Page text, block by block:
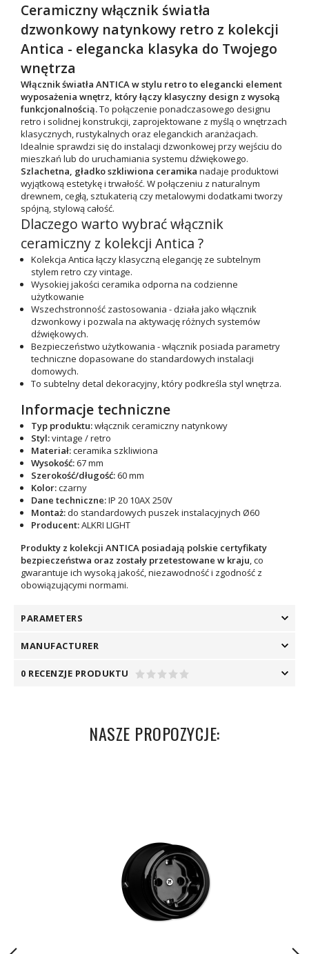
Ceramiczny włącznik światła
dzwonkowy natynkowy retro z kolekcji
Antica - elegancka klasyka do Twojego
wnętrza
Włącznik światła ANTICA w stylu retroto elegancki element
wyposażenia wnętrz, który łączy klasyczny design z wysoką
funkcjonalnością.To połączenie ponadczasowego designu
retro i solidnej konstrukcji, zaprojektowane z myślą o wnętrzach
klasycznych, rustykalnych oraz eleganckich aranżacjach.
Idealnie sprawdzi się do instalacji dzwonkowej przy wejściu do
mieszkań lub do uruchamiania systemu dźwiękowego.
Szlachetna, gładko szkliwiona ceramika nadaje produktowi
wyjątkową estetykę i trwałość. W połączeniu z naturalnym
drewnem, cegłą, sztukaterią czy metalowymi dodatkami tworzy
spójną, stylową całość.
Dlaczego warto wybrać włącznik
ceramiczny z kolekcji Antica ?
Kolekcja Antica łączy klasyczną elegancję ze subtelnym
stylem retro czy vintage.
Wysokiej jakości ceramika odporna na codzienne
użytkowanie
Wszechstronność zastosowania -działa jako włącznik
dzwonkowy i pozwala na aktywację różnych systemów
dźwiękowych.
Bezpieczeństwo użytkowania - włącznik posiada parametry
techniczne dopasowane do standardowych instalacji
domowych.
To subtelny detal dekoracyjny, który podkreśla styl wnętrza.
Informacje techniczne
Typ produktu:włącznik ceramiczny natynkowy
Styl:vintage / retro
Materiał:ceramika szkliwiona
Wysokość: 67 mm
Szerokość/długość: 60 mm
Kolor:czarny
Dane techniczne:IP 20 10AX 250V
Montaż:do standardowych puszek instalacyjnych Ø60
Producent:ALKRI LIGHT
Produkty z kolekcji ANTICA posiadają polskie certyfikaty
bezpieczeństwa oraz zostały przetestowane w kraju, co
gwarantuje ich wysoką jakość, niezawodność i zgodność z
obowiązującymi normami.
PARAMETERS
MANUFACTURER
0 RECENZJE PRODUKTU
NASZE PROPOZYCJE: